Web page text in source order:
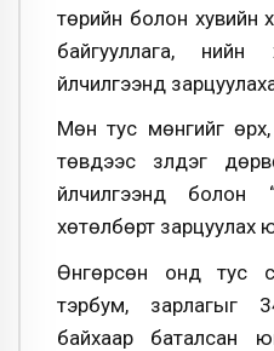
төрийн болон хувийн
байгууллага,
үйлчилгээнд
Мөн тус мөнгийг өрх,
төвүүдээс үзүүлдэг
үйлчилгээнд болон
хөтөлбөрт зарцуулах
Өнгөрсөн онд тус
тэрбум, зарлагыг
байхаар баталсан